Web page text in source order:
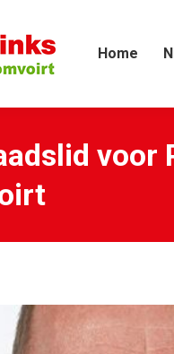
Home
voor